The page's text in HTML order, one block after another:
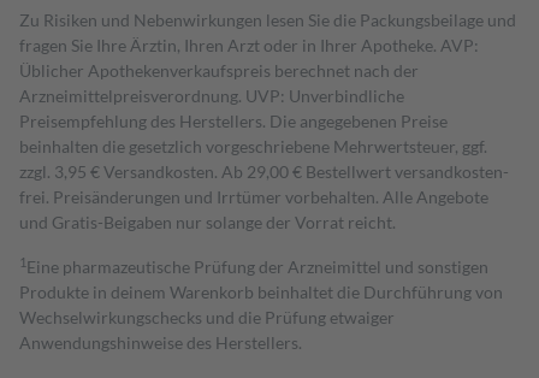
Zu Risiken und Nebenwirkungen lesen Sie die Packungsbeilage und
fragen Sie Ihre Ärztin, Ihren Arzt oder in Ihrer Apotheke. AVP:
Üblicher Apothekenverkaufspreis berechnet nach der
Arzneimittelpreisverordnung. UVP: Unverbindliche
Preisempfehlung des Herstellers. Die angegebenen Preise
beinhalten die gesetzlich vorgeschriebene Mehrwertsteuer, ggf.
zzgl. 3,95 € Versandkosten. Ab 29,00 € Bestell­wert versand­kosten­
frei. Preisänderungen und Irrtümer vorbehalten. Alle Angebote
und Gratis-Beigaben nur solange der Vorrat reicht.
1 Eine pharmazeutische Prüfung der Arzneimittel und sonstigen
Produkte in deinem Warenkorb beinhaltet die Durchführung von
Wechselwirkungschecks und die Prüfung etwaiger
Anwendungshinweise des Herstellers.